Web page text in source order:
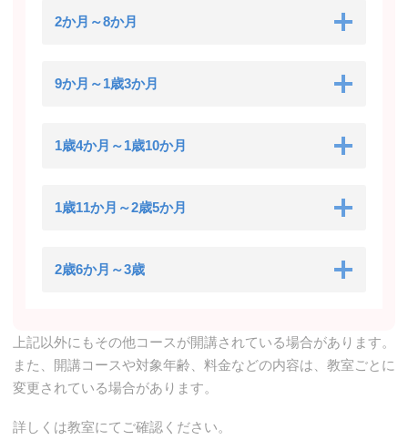
2か月～8か月
9か月～1歳3か月
1歳4か月～1歳10か月
1歳11か月～2歳5か月
2歳6か月～3歳
上記以外にもその他コースが開講されている場合があります。
また、開講コースや対象年齢、料金などの内容は、教室ごとに
変更されている場合があります。
詳しくは教室にてご確認ください。